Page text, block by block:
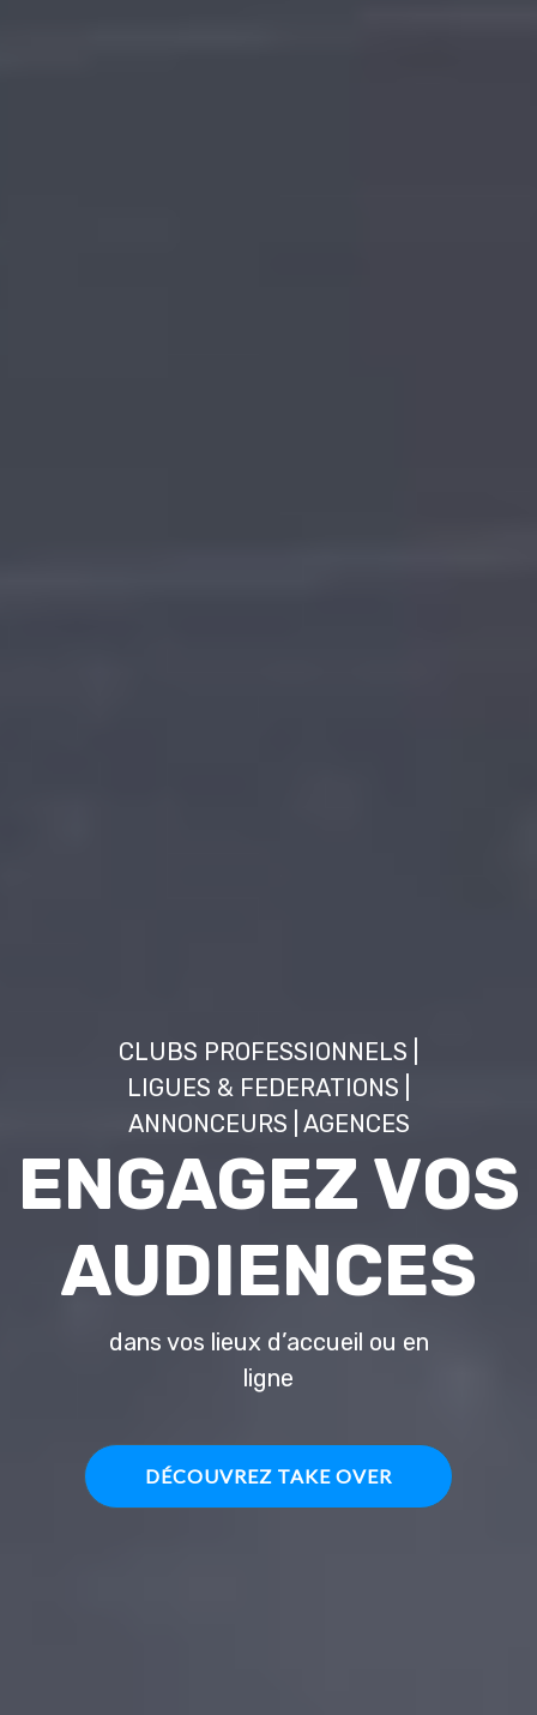
CLUBS PROFESSIONNELS |
LIGUES & FEDERATIONS |
ANNONCEURS | AGENCES
ENGAGEZ VOS
AUDIENCES
dans vos lieux d’accueil ou en
ligne
DÉCOUVREZ TAKE OVER